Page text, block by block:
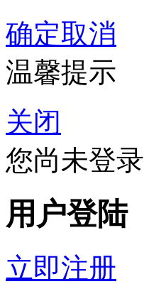
确定取消
温馨提示
关闭
您尚未登录
用户登陆
立即注册